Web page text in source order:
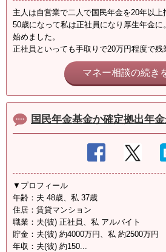
主人は自営業で二人で国民年金を20年以
50歳になって私は正社員になり厚生年金
始めました。
正社員といっても手取りで20万円程度で残
マネー相談の続き
国民年金基金か確定拠出年
▼プロフィール
年齢：夫 48歳、私 37歳
住居：賃貸マンション
職業：夫(彼) 正社員、私 アルバイト
貯金：夫(彼) 約4000万円、私 約2500万円
年収：夫(彼) 約150...